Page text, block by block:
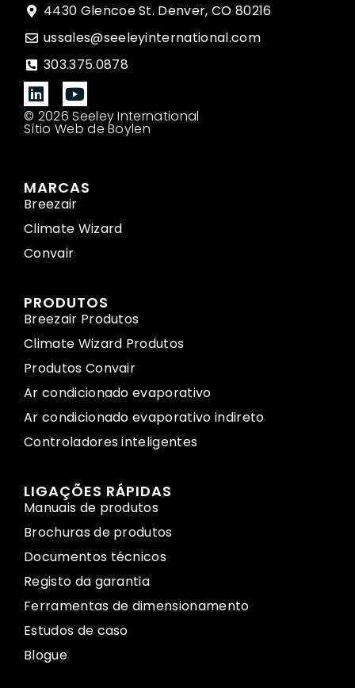
4430 Glencoe St. Denver, CO 80216
ussales@seeleyinternational.com
303.375.0878
© 2026 Seeley International
Sítio Web de Boylen
MARCAS
Breezair
Climate Wizard
Convair
PRODUTOS
Breezair Produtos
Climate Wizard Produtos
Produtos Convair
Ar condicionado evaporativo
Ar condicionado evaporativo indireto
Controladores inteligentes
LIGAÇÕES RÁPIDAS
Manuais de produtos
Brochuras de produtos
Documentos técnicos
Registo da garantia
Ferramentas de dimensionamento
Estudos de caso
Blogue